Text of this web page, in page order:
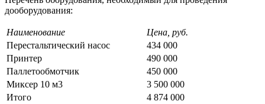
дооборудования:
Наименование
Цена, руб.
Перестальтический насос
434 000
Принтер
490 000
Паллетообмотчик
450 000
Миксер 10 м3
3 500 000
Итого
4 874 000